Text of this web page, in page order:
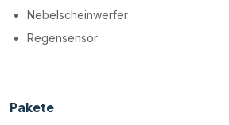
Nebelscheinwerfer
Regensensor
Pakete